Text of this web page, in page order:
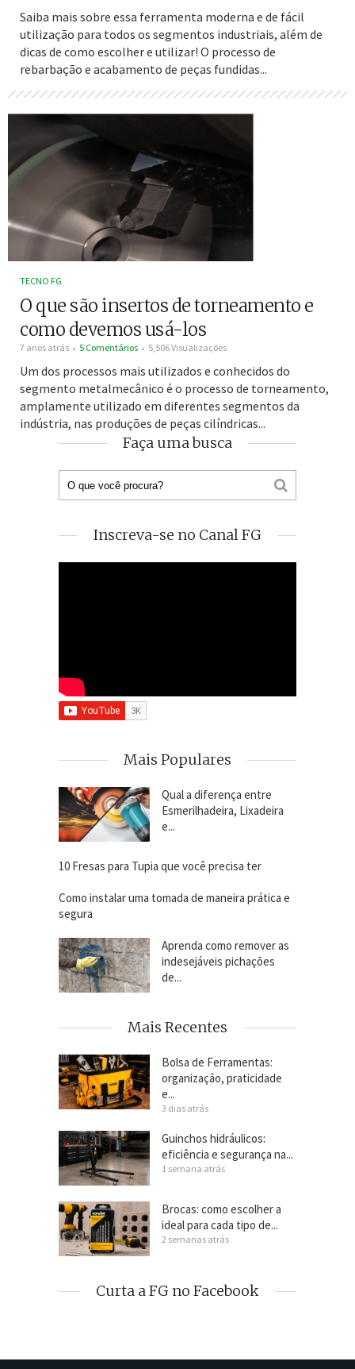
Saiba mais sobre essa ferramenta moderna e de fácil
utilização para todos os segmentos industriais, além de
dicas de como escolher e utilizar! O processo de
rebarbação e acabamento de peças fundidas...
TECNO FG
O que são insertos de torneamento e
como devemos usá-los
7 anos atrás 5 Comentários 5,506 Visualizações
Um dos processos mais utilizados e conhecidos do
segmento metalmecânico é o processo de torneamento,
amplamente utilizado em diferentes segmentos da
indústria, nas produções de peças cilíndricas...
Faça uma busca
Inscreva-se no Canal FG
Mais Populares
Qual a diferença entre
Esmerilhadeira, Lixadeira
e...
10 Fresas para Tupia que você precisa ter
Como instalar uma tomada de maneira prática e
segura
Aprenda como remover as
indesejáveis pichações
de...
Mais Recentes
Bolsa de Ferramentas:
organização, praticidade
e...
3 dias atrás
Guinchos hidráulicos:
eficiência e segurança na...
1 semana atrás
Brocas: como escolher a
ideal para cada tipo de...
2 semanas atrás
Curta a FG no Facebook